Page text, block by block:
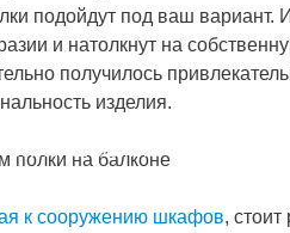
подойдут под ваш
и натолкнут на
получилось
изделия.
на балконе
к сооружению шкафов,